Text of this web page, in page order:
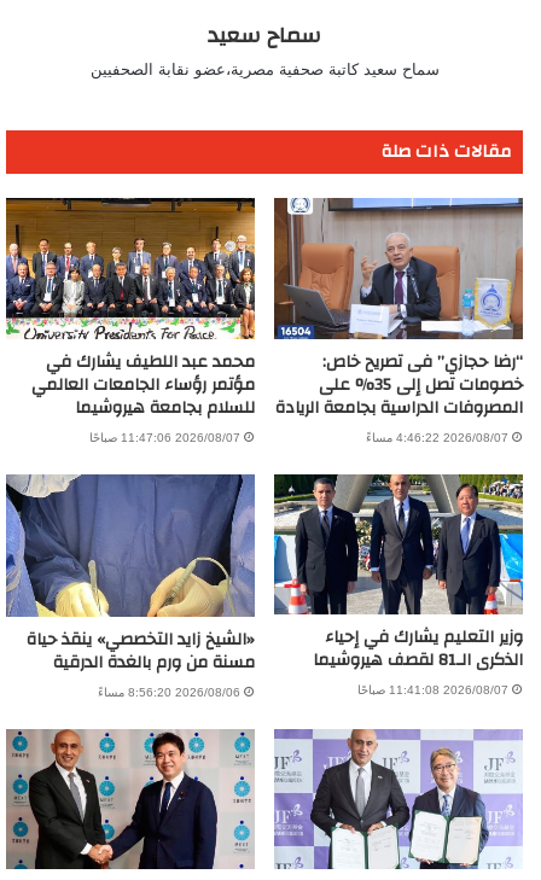
سماح سعيد
سماح سعيد كاتبة صحفية مصرية،عضو نقابة الصحفيين
مقالات ذات صلة
“رضا حجازي” فى تصريح خاص:
خصومات تصل إلى 35% على
المصروفات الدراسية بجامعة الريادة
2026/08/07 4:46:22 مساءً
محمد عبد اللطيف يشارك في
مؤتمر رؤساء الجامعات العالمي
للسلام بجامعة هيروشيما
2026/08/07 11:47:06 صباحًا
وزير التعليم يشارك في إحياء
الذكرى الـ81 لقصف هيروشيما
2026/08/07 11:41:08 صباحًا
«الشيخ زايد التخصصي» ينقذ حياة
مسنة من ورم بالغدة الدرقية
2026/08/06 8:56:20 مساءً